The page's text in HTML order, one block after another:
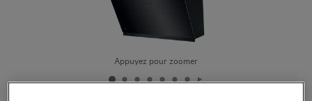
Appuyez pour zoomer